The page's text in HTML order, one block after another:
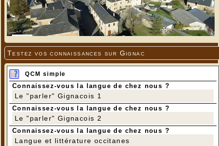
Testez vos connaissances sur Gignac
QCM simple
Connaissez-vous la langue de chez nous ?
Le "parler" Gignacois 1
Connaissez-vous la langue de chez nous ?
Le "parler" Gignacois 2
Connaissez-vous la langue de chez nous ?
Langue et littérature occitanes